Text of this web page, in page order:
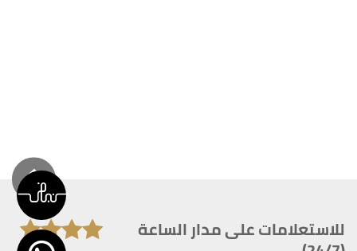
للاستعلامات على مدار الساعة